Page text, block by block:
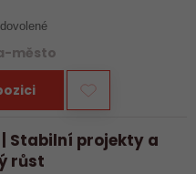
město
| Stabilní projekty a
růst